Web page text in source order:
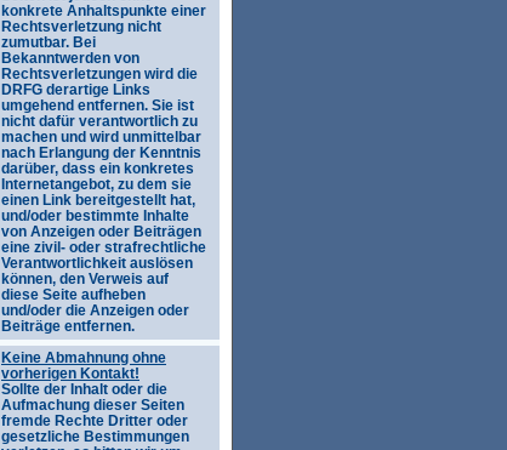
konkrete Anhaltspunkte einer
Rechtsverletzung nicht
zumutbar. Bei
Bekanntwerden von
Rechtsverletzungen wird die
DRFG derartige Links
umgehend entfernen. Sie ist
nicht dafür verantwortlich zu
machen und wird unmittelbar
nach Erlangung der Kenntnis
darüber, dass ein konkretes
Internetangebot, zu dem sie
einen Link bereitgestellt hat,
und/oder bestimmte Inhalte
von Anzeigen oder Beiträgen
eine zivil- oder strafrechtliche
Verantwortlichkeit auslösen
können, den Verweis auf
diese Seite aufheben
und/oder die Anzeigen oder
Beiträge entfernen.
Keine Abmahnung ohne
vorherigen Kontakt!
Sollte der Inhalt oder die
Aufmachung dieser Seiten
fremde Rechte Dritter oder
gesetzliche Bestimmungen